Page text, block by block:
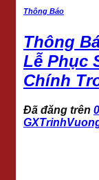
Thông Báo
Thông
Lễ Phục
Chính
Đã đăng trên